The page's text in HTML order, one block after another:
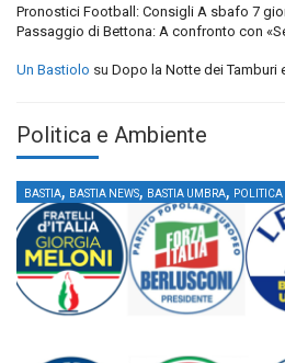
Pronostici Football: Consigli A sbafo 7
Passaggio di Bettona: A confronto con
Un Bastiolo su Dopo la Notte dei Tamburi
Politica e Ambiente
BASTIA, BASTIA NEWS, BASTIA UMBRA, POLITICA